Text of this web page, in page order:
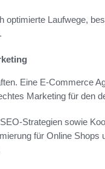
Laufwege,
Eine E-Commerce
Marketing für den
Strategien sowie
für Online Shops